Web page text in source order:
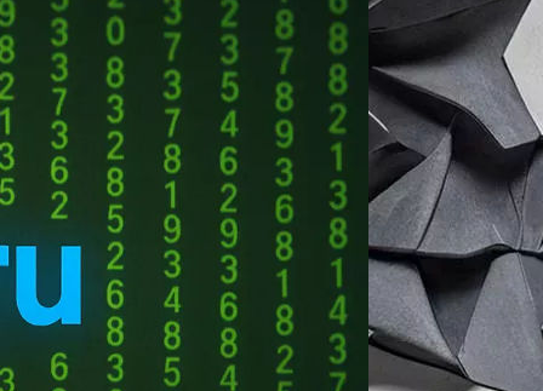
одним из самых популярных и
офисных приложений в мире. Если
Office 365 для своего бизнеса или
лицензионного ключа является
статье мы рассмотрим преимущества
для Office 365 и почему это
и надежность использования
лицензионных условий:
ключа для Office 365
гарантирует,
лицензии. Это важно для бизнесов,